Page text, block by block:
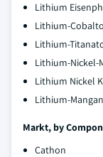
Lithium
Lithium-
Lithium-
Lithium-Nickel-
Lithium Nickel
Lithium-
Markt, by
Cathon